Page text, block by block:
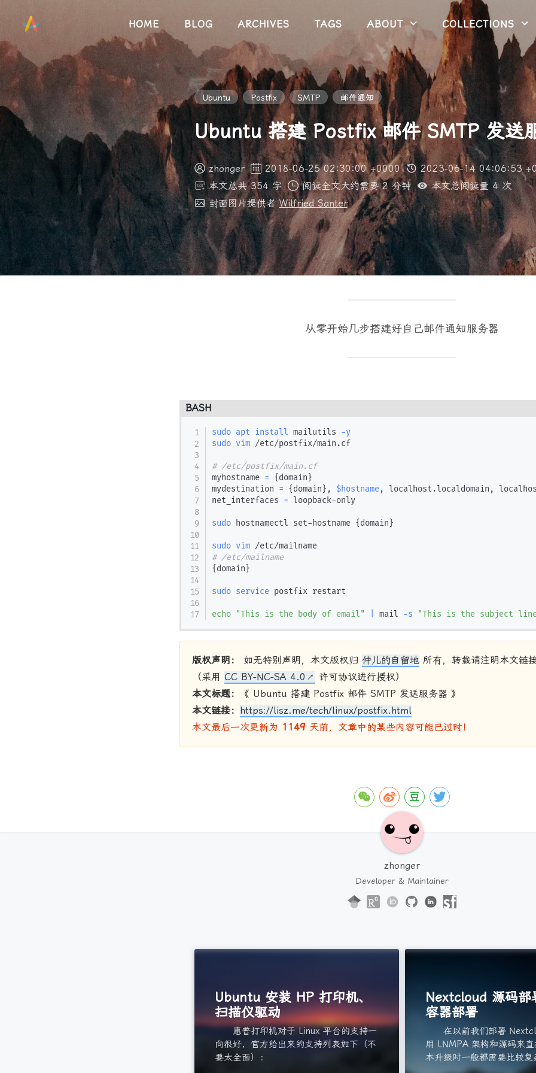
HOME BLOG ARCHIVES TAGS ABOUT COLLECTIONS
Ubuntu Postfix SMTP 邮件通知
Ubuntu 搭建 Postfix 邮件 SMTP 发送
zhonger 2018-06-25 02:30:00 +0000
2023-06-14 04:06:53
本文总共 354 字
阅读全文大约需要 2 分钟 本文总阅读量4次
封面图片提供者Wilfried Santer
从零开始几步搭建好自己邮件通知服务器
BASH
sudo apt install mailutils -y
sudo vim /etc/postfix/main.cf
# /etc/postfix/main.cf
myhostname = {domain}
mydestination = {domain} , $hostname, localhost.localdomain,
net_interfaces = loopback-only
sudo hostnamectl set-hostname {domain}
sudo vim
# /etc/mailname
{domain}
sudo service postfix restart
echo "This is the body of email" mail -s "This is the subject
版权声明： 如无特别声明，本文版权归 仲儿的自留地所有，转载请注明本文链
（采用 CC BY-NC-SA 4.0
许可协议进行授权）
本文标题：
《 Ubuntu 搭建 Postfix 邮件 SMTP 发送服务器 》
本文链接： https://lisz.me/tech/linux/postfix.html
本文最后一次更新为 1149天前，文章中的某些内容可能已过时！
zhonger
Developer & Maintainer
Ubuntu 安装 HP 打印机、
扫描仪驱动
惠普打印机对于 Linux 平台的支持一
向很好，官方给出来的支持列表如下（不
要太全面）：
Nextcloud 源码部
容器部署
在以前我们部署
用 LNMPA 架构和源码来
本升级时一般都需要比较